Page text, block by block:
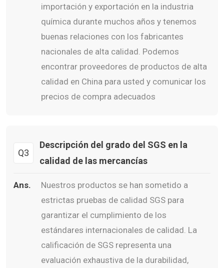
importación y exportación en la industria
química durante muchos años y tenemos
buenas relaciones con los fabricantes
nacionales de alta calidad. Podemos
encontrar proveedores de productos de alta
calidad en China para usted y comunicar los
precios de compra adecuados
Q3
Descripción del grado del SGS en la
calidad de las mercancías
Ans.
Nuestros productos se han sometido a
estrictas pruebas de calidad SGS para
garantizar el cumplimiento de los
estándares internacionales de calidad. La
calificación de SGS representa una
evaluación exhaustiva de la durabilidad,